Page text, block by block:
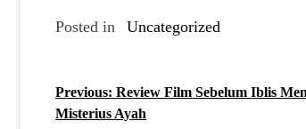
Posted in Uncategorized
P
Previous: Review Film Sebelum Iblis
Misterius Ayah